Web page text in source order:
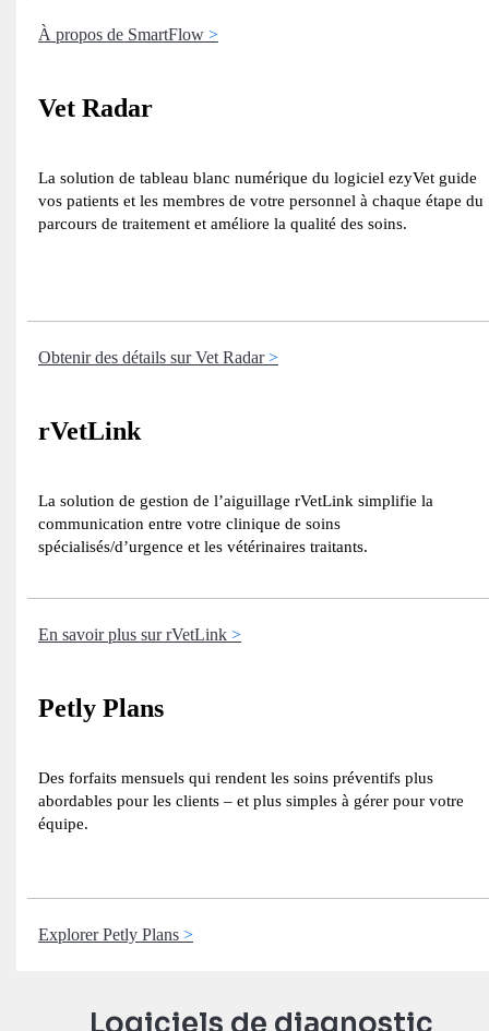
À propos de SmartFlow
Vet Radar
La solution de tableau blanc numérique du logiciel ezyVet guide
vos patients et les membres de votre personnel à chaque étape du
parcours de traitement et améliore la qualité des soins.
Obtenir des détails sur Vet Radar
rVetLink
La solution de gestion de l’aiguillage rVetLink simplifie la
communication entre votre clinique de soins
spécialisés/d’urgence et les vétérinaires traitants.
En savoir plus sur rVetLink
Petly Plans
Des forfaits mensuels qui rendent les soins préventifs plus
abordables pour les clients – et plus simples à gérer pour votre
équipe.
Explorer Petly Plans